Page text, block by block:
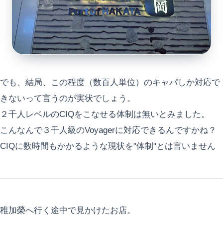
でも、結局、この程度（数百人単位）のキャパしか対応で
きないって言うのが実状でしょう。
２千人レベルのCIQをこなせる体制は無いとみました。
こんなんで３千人級のVoyagerに対応できるんですかね？
CIQに数時間もかかるような現状を"体制"とは言いません
稚加榮へ行く途中で見かけたお店。